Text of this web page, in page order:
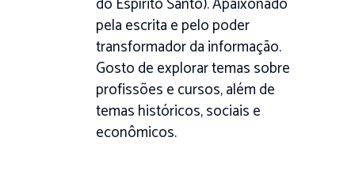
pela escrita e pelo poder
transformador da informação.
Gosto de explorar temas sobre
profissões e cursos, além de
temas históricos, sociais e
econômicos.